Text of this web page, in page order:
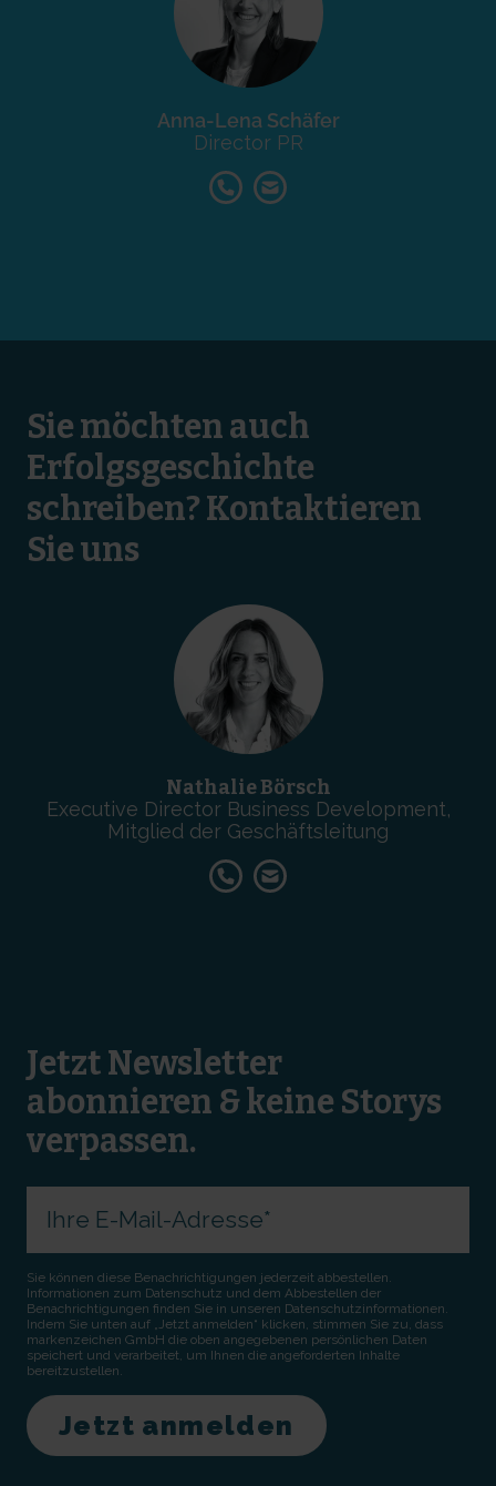
Anna-Lena Schäfer
Director PR
Sie möchten auch
Erfolgsgeschichte
schreiben? Kontaktieren
Sie uns
Nathalie Börsch
Executive Director Business Development,
Mitglied der Geschäftsleitung
Jetzt Newsletter
abonnieren & keine Storys
verpassen.
Sie können diese Benachrichtigungen jederzeit abbestellen.
Informationen zum Datenschutz und dem Abbestellen der
Benachrichtigungen finden Sie in unseren Datenschutzinformationen.
Indem Sie unten auf „Jetzt anmelden“ klicken, stimmen Sie zu, dass
markenzeichen GmbH die oben angegebenen persönlichen Daten
speichert und verarbeitet, um Ihnen die angeforderten Inhalte
bereitzustellen.